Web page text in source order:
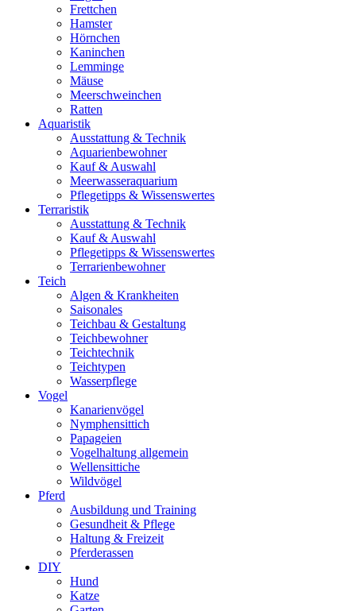
Frettchen
Hamster
Hörnchen
Kaninchen
Lemminge
Mäuse
Meerschweinchen
Ratten
Aquaristik
Ausstattung & Technik
Aquarienbewohner
Kauf & Auswahl
Meerwasseraquarium
Pflegetipps & Wissenswertes
Terraristik
Ausstattung & Technik
Kauf & Auswahl
Pflegetipps & Wissenswertes
Terrarienbewohner
Teich
Algen & Krankheiten
Saisonales
Teichbau & Gestaltung
Teichbewohner
Teichtechnik
Teichtypen
Wasserpflege
Vogel
Kanarienvögel
Nymphensittich
Papageien
Vogelhaltung allgemein
Wellensittiche
Wildvögel
Pferd
Ausbildung und Training
Gesundheit & Pflege
Haltung & Freizeit
Pferderassen
DIY
Hund
Katze